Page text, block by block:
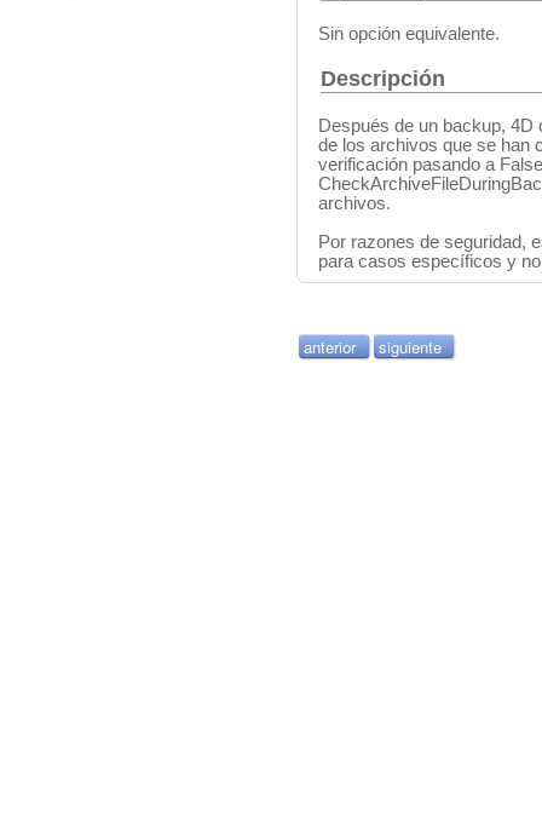
Sin opción equivalente.
Descripción
Después de un backup, 4D
de los archivos que se han
verificación pasando a
archivos.
Por razones de seguridad,
para casos específicos y
anterior siguiente